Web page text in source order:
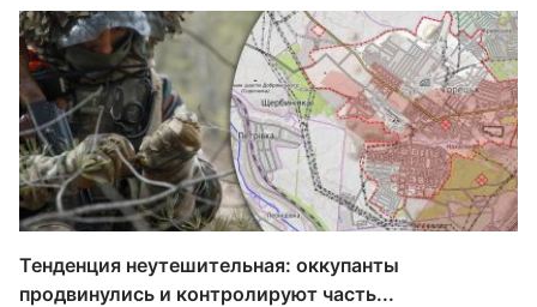
Тенденция неутешительная: оккупанты
продвинулись и контролируют часть...